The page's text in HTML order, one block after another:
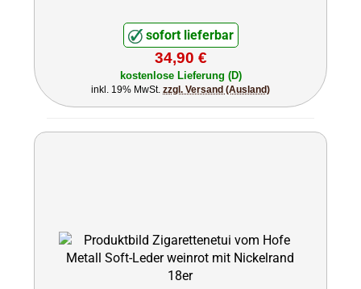
sofort lieferbar
34,90 €
kostenlose Lieferung (D)
inkl. 19% MwSt. zzgl. Versand (Ausland)